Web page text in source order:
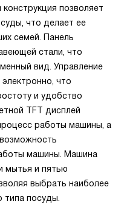
позволяет
что делает ее
семей. Панель
стали, что
вид. Управление
что
и удобство
TFT дисплей
работы машины, а
машины. Машина
мытья и пятью
выбрать наиболее
посуды.